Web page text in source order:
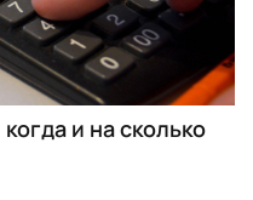
и на сколько